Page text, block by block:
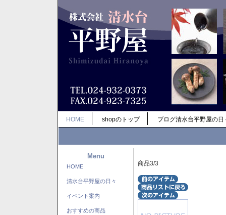
HOME shopのトップ ブログ清水台平野屋の日
Menu
HOME
清水台平野屋の日々
イベント案内
おすすめの商品
商品3/3